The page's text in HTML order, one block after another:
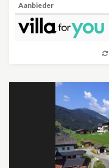
Aanbieder